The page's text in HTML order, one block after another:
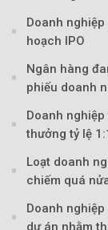
Doanh
hoạch IPO
Ngân hàng
phiếu doanh
Doanh
thưởng tỷ lệ
Loạt doanh
chiếm quá
Doanh
dự án nhằm